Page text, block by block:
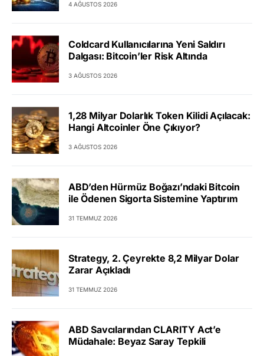
4 AĞUSTOS 2026
Coldcard Kullanıcılarına Yeni Saldırı
Dalgası: Bitcoin’ler Risk Altında
3 AĞUSTOS 2026
1,28 Milyar Dolarlık Token Kilidi Açılacak:
Hangi Altcoinler Öne Çıkıyor?
3 AĞUSTOS 2026
ABD’den Hürmüz Boğazı’ndaki Bitcoin
ile Ödenen Sigorta Sistemine Yaptırım
31 TEMMUZ 2026
Strategy, 2. Çeyrekte 8,2 Milyar Dolar
Zarar Açıkladı
31 TEMMUZ 2026
ABD Savcılarından CLARITY Act’e
Müdahale: Beyaz Saray Tepkili